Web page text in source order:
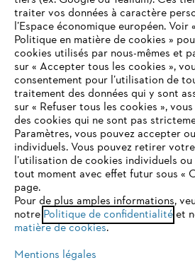
STIHL FAQ
Contact
Politique de protection des données
Mentions légales Utilisation des
VOTRE NAVIGATEUR
N'EST PLUS PRIS EN
Vous utilisez un navigateur Internet que
en charge, et certaines fonctionnalités
peuvent fonctionner correctement. Pour
optimale de notre site, nous vous
l'un des navigateurs suivants :
traiter vos données à caractère
l’Espace économique européen. Voir
Politique en matière de cookies »
cookies utilisés par nous-mêmes et
sur « Accepter tous les cookies »,
consentement pour l’utilisation de
traitement des données qui y sont
sur « Refuser tous les cookies »,
des cookies qui ne sont pas
Paramètres, vous pouvez accepter
individuels. Vous pouvez retirer
l’utilisation de cookies individuels
tout moment avec effet futur sous «
page.
Pour de plus amples informations,
notre Politique de confidentialitéet
matière de cookies.
Mentions légales